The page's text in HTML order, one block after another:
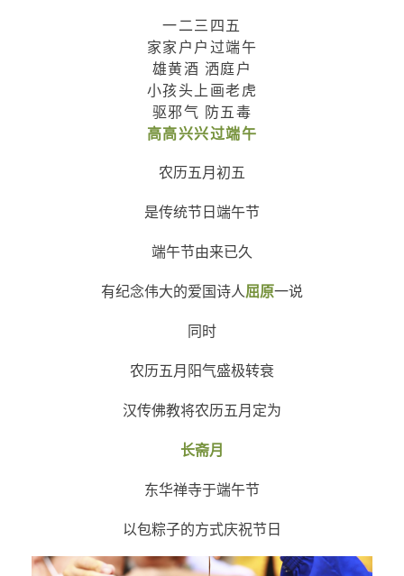
一二三四五
家家户户过端午
雄黄酒 洒庭户
小孩头上画老虎
驱邪气 防五毒
高高兴兴过端午
农历五月初五
是传统节日端午节
端午节由来已久
有纪念伟大的爱国诗人屈原一说
同时
农历五月阳气盛极转衰
汉传佛教将农历五月定为
长斋月
东华禅寺于端午节
以包粽子的方式庆祝节日